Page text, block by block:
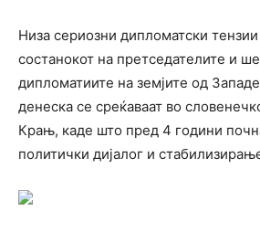
Низа сериозни дипломатски
состанокот на претседателите и
дипломатиите на земјите од
денеска се среќаваат во
Крањ, каде што пред 4 години
политички дијалог и